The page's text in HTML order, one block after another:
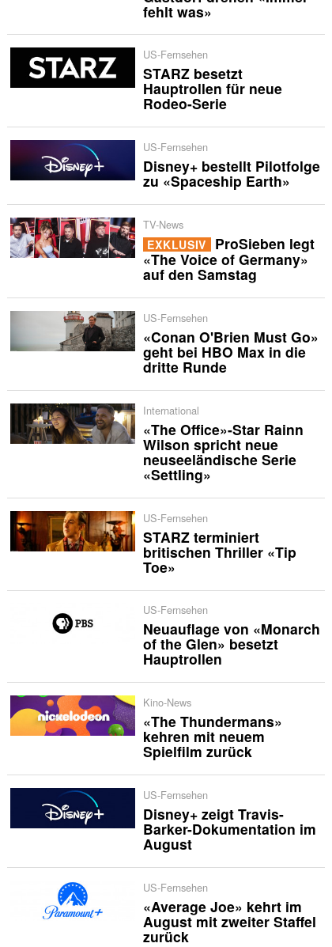
fehlt was»
US-Fernsehen
STARZ besetzt
Hauptrollen für neue
Rodeo-Serie
US-Fernsehen
Disney+ bestellt Pilotfolge
zu «Spaceship Earth»
TV-News
EXKLUSIV ProSieben legt
«The Voice of Germany»
auf den Samstag
US-Fernsehen
«Conan O'Brien Must Go»
geht bei HBO Max in die
dritte Runde
International
«The Office»-Star Rainn
Wilson spricht neue
neuseeländische Serie
«Settling»
US-Fernsehen
STARZ terminiert
britischen Thriller «Tip
Toe»
US-Fernsehen
Neuauflage von «Monarch
of the Glen» besetzt
Hauptrollen
Kino-News
«The Thundermans»
kehren mit neuem
Spielfilm zurück
US-Fernsehen
Disney+ zeigt Travis-
Barker-Dokumentation im
August
US-Fernsehen
«Average Joe» kehrt im
August mit zweiter Staffel
zurück